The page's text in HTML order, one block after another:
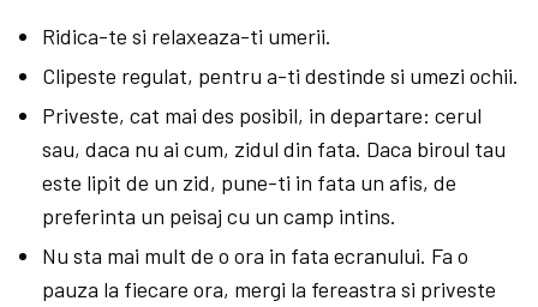
Ridica-te si relaxeaza-ti umerii.
Clipeste regulat, pentru a-ti destinde si umezi ochii.
Priveste, cat mai des posibil, in departare: cerul
sau, daca nu ai cum, zidul din fata. Daca biroul tau
este lipit de un zid, pune-ti in fata un afis, de
preferinta un peisaj cu un camp intins.
Nu sta mai mult de o ora in fata ecranului. Fa o
pauza la fiecare ora, mergi la fereastra si priveste